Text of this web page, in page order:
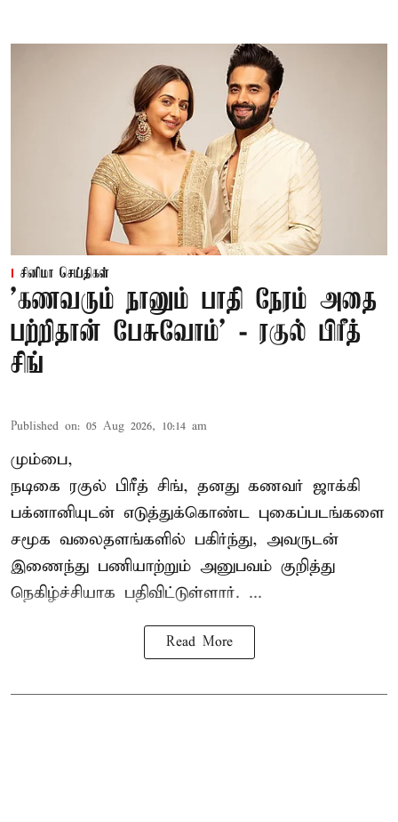
சினிமா செய்திகள்
’கணவரும் நானும் பாதி நேரம் அதை
பற்றிதான் பேசுவோம்’ - ரகுல் பிரீத்
சிங்
Published on: 05 Aug 2026, 10:14 am
மும்பை,
நடிகை ரகுல் பிரீத் சிங், தனது கணவர் ஜாக்கி
பக்னானியுடன் எடுத்துக்கொண்ட புகைப்படங்களை
சமூக வலைதளங்களில் பகிர்ந்து, அவருடன்
இணைந்து பணியாற்றும் அனுபவம் குறித்து
நெகிழ்ச்சியாக பதிவிட்டுள்ளார். ...
Read More